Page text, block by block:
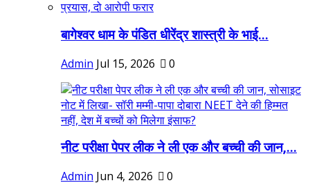
बागेश्वर धाम के पंडित धीरेंद्र शास्त्री के भाई...
Admin Jul 15, 2026 0
नीट परीक्षा पेपर लीक ने ली एक और बच्ची की जान,...
Admin Jun 4, 2026 0